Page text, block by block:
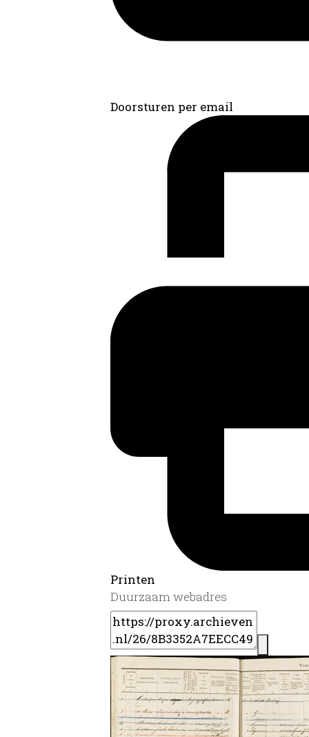
Doorsturen per email
Printen
Duurzaam webadres